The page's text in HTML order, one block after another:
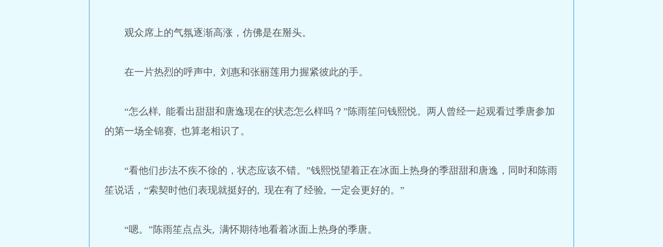
观众席上的气氛逐渐高涨，仿佛是在掰头。
在一片热烈的呼声中, 刘惠和张丽莲用力握紧彼此的手。
“怎么样, 能看出甜甜和唐逸现在的状态怎么样吗？”陈雨笙问钱熙悦。两人曾经一起观看过季唐参加
的第一场全锦赛, 也算老相识了。
“看他们步法不疾不徐的，状态应该不错。”钱熙悦望着正在冰面上热身的季甜甜和唐逸，同时和陈雨
笙说话，“索契时他们表现就挺好的, 现在有了经验, 一定会更好的。”
“嗯。”陈雨笙点点头, 满怀期待地看着冰面上热身的季唐。